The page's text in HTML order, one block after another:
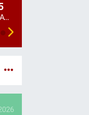
SEVİLAY SUNGUR İLE ELİMİN BEREKETİ